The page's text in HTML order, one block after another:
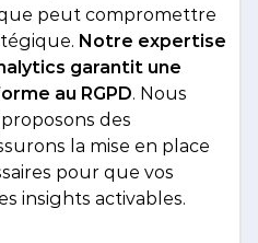
peut compromettre
Notre expertise
garantit une
au RGPD. Nous
des
la mise en place
pour que vos
insights activables.